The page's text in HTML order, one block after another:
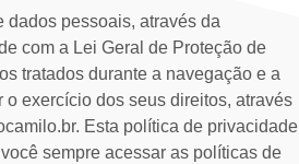
dados pessoais, através da
com a Lei Geral de Proteção de
tratados durante a navegação e a
exercício dos seus direitos, através
Esta política de privacidade
sempre acessar as políticas de